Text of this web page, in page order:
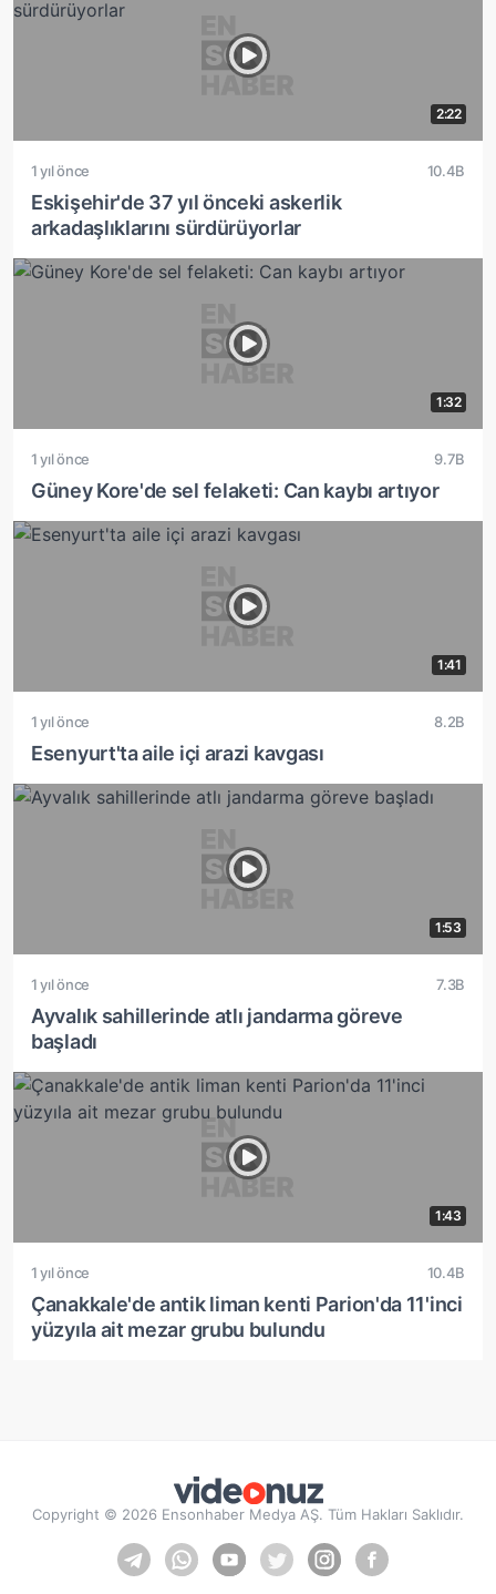
2:22
1 yıl önce 10.4B
Eskişehir'de 37 yıl önceki askerlik
arkadaşlıklarını sürdürüyorlar
1:32
1 yıl önce 9.7B
Güney Kore'de sel felaketi: Can kaybı artıyor
1:41
1 yıl önce 8.2B
Esenyurt'ta aile içi arazi kavgası
1:53
1 yıl önce 7.3B
Ayvalık sahillerinde atlı jandarma göreve
başladı
1:43
1 yıl önce 10.4B
Çanakkale'de antik liman kenti Parion'da 11'inci
yüzyıla ait mezar grubu bulundu
Copyright © 2026 Ensonhaber Medya AŞ. Tüm Hakları Saklıdır.